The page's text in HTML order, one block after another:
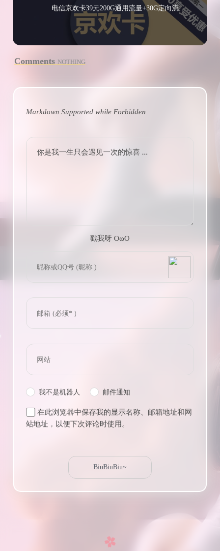
电信京欢卡39元200G通用流量+30G定向流量无语音功能
Comments NOTHING
Markdown Supported whileForbidden
你是我一生只会遇见一次的惊喜 ...
戳我呀 OωO
Tieba
我不是机器人 邮件通知
在此浏览器中保存我的显示名称、邮箱地址和网
站地址，以便下次评论时使用。